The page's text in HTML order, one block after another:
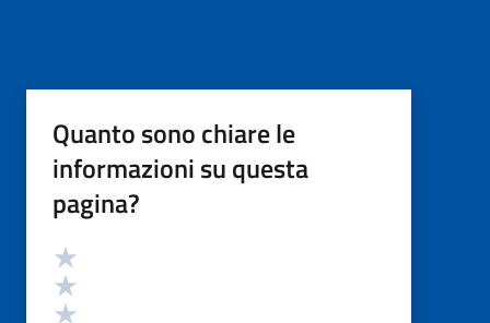
Quanto sono chiare le
informazioni su questa
pagina?
Valutazione